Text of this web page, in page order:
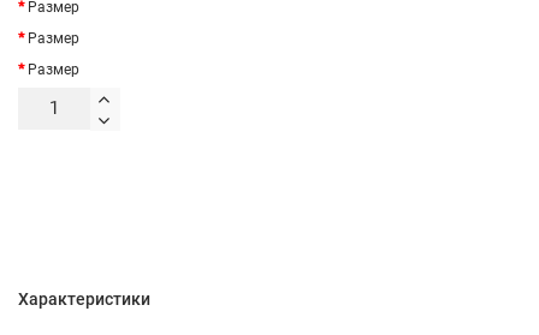
Размер
Размер
Размер
Характеристики